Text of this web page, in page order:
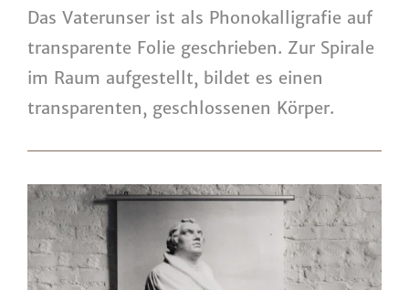
Das Vaterunser ist als Phonokalligrafie auf
transparente Folie geschrieben. Zur Spirale
im Raum aufgestellt, bildet es einen
transparenten, geschlossenen Körper.